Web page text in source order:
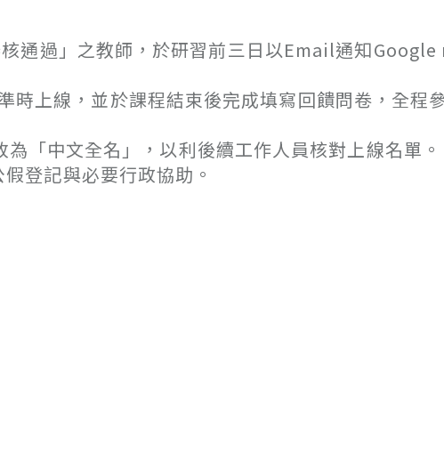
過」之教師，於研習前三日以Email通知Google
線，並於課程結束後完成填寫回饋問卷，全程
中文全名」，以利後續工作人員核對上線名單。
登記與必要行政協助。